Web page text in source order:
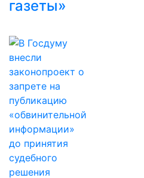
газеты»